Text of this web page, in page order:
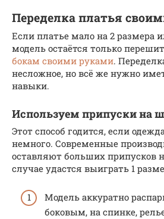
Переделка платья
Если платье мало на 2 размера
модель остаётся только
бокам своими руками.
несложное, но всё же нужно
навыки.
Используем припуски на
Этот способ годится, если
немного. Современные
оставляют больших
случае удастся выиграть 1
Модель аккуратно
боковым, на спинке,